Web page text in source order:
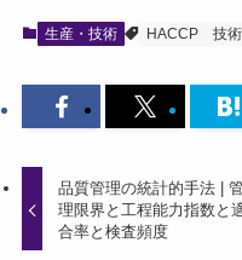
生産・技術 HACCP 技
品質管理の統計的手法 |
理限界と工程能力指数と
合率と検査頻度